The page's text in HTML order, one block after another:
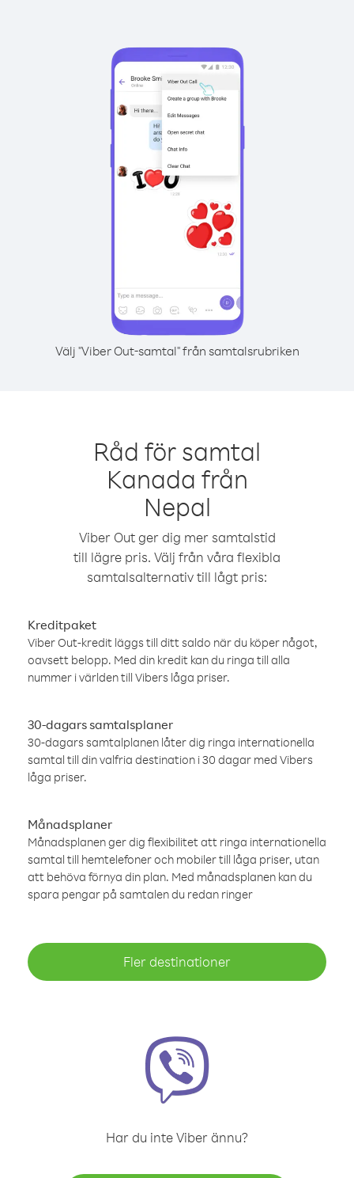
Välj "Viber Out-samtal" från samtalsrubriken
Råd för samtal
Kanada från
Nepal
Viber Out ger dig mer samtalstid
till lägre pris. Välj från våra flexibla
samtalsalternativ till lågt pris:
Kreditpaket
Viber Out-kredit läggs till ditt saldo när du köper något,
oavsett belopp. Med din kredit kan du ringa till alla
nummer i världen till Vibers låga priser.
30-dagars samtalsplaner
30-dagars samtalplanen låter dig ringa internationella
samtal till din valfria destination i 30 dagar med Vibers
låga priser.
Månadsplaner
Månadsplanen ger dig flexibilitet att ringa internationella
samtal till hemtelefoner och mobiler till låga priser, utan
att behöva förnya din plan. Med månadsplanen kan du
spara pengar på samtalen du redan ringer
Fler destinationer
Har du inte Viber ännu?